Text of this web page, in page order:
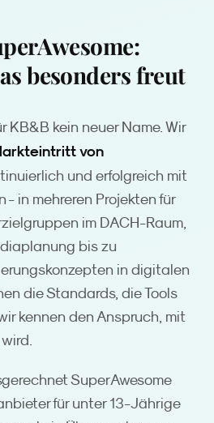
besonders freut
KB&B kein neuer Name. Wir
von
und erfolgreich mit
- in mehreren Projekten für
im DACH-Raum,
bis zu
in digitalen
die Standards, die Tools
kennen den Anspruch, mit
SuperAwesome
für unter 13-Jährige